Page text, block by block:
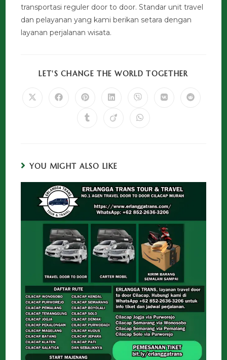
transportasi reguler door to door. Standar unit travel
dan pelayanan yang kami berikan setara dengan
layanan perjalanan wisata.
LET'S CHANGE THE WORLD TOGETHER
YOU MIGHT ALSO LIKE